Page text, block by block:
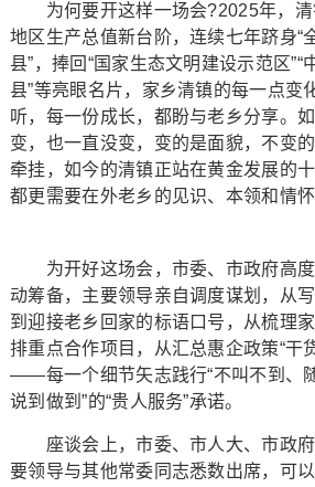
为何要开这样一场会?2025年，清
地区生产总值新台阶，连续七年跻身“
县”，捧回“国家生态文明建设示范区
县”等亮眼名片，家乡清镇的每一点变
听，每一份成长，都盼与老乡分享。
变，也一直没变，变的是面貌，不变
牵挂，如今的清镇正站在黄金发展的
都更需要在外老乡的见识、本领和情怀
为开好这场会，市委、市政府高度
动筹备，主要领导亲自调度谋划，从
到迎接老乡回家的标语口号，从梳理
排重点合作项目，从汇总惠企政策“干
——每一个细节矢志践行“不叫不到、
说到做到”的“贵人服务”承诺。
座谈会上，市委、市人大、市政府
要领导与其他常委同志悉数出席，可